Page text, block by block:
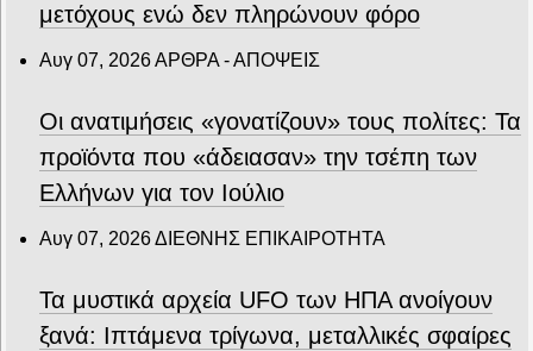
μετόχους ενώ δεν πληρώνουν φόρο
Αυγ 07, 2026ΑΡΘΡΑ - ΑΠΟΨΕΙΣ
Οι ανατιμήσεις «γονατίζουν» τους πολίτες: Τα
προϊόντα που «άδειασαν» την τσέπη των
Ελλήνων για τον Ιούλιο
Αυγ 07, 2026ΔΙΕΘΝΗΣ ΕΠΙΚΑΙΡΟΤΗΤΑ
Τα μυστικά αρχεία UFO των ΗΠΑ ανοίγουν
ξανά: Ιπτάμενα τρίγωνα, μεταλλικές σφαίρες